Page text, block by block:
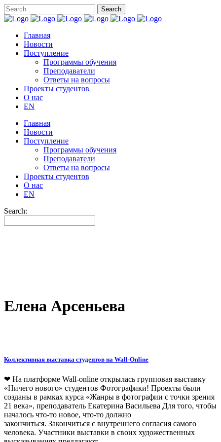
Главная
Новости
Поступление
Программы обучения
Преподаватели
Ответы на вопросы
Проекты студентов
О нас
EN
Главная
Новости
Поступление
Программы обучения
Преподаватели
Ответы на вопросы
Проекты студентов
О нас
EN
Search:
Елена Арсеньева
Коллективная выставка студентов на Wall-Online
❤ На платформе Wall-online открылась групповая выставку
«Ничего нового» студентов Фотографики! Проекты были
созданы в рамках курса «Жанры в фотографии с точки зрения
21 века», преподаватель Екатерина Васильева Для того, чтобы
началось что-то новое, что-то должно
закончиться. Закончиться с внутреннего согласия самого
человека. Участники выставки в своих художественных